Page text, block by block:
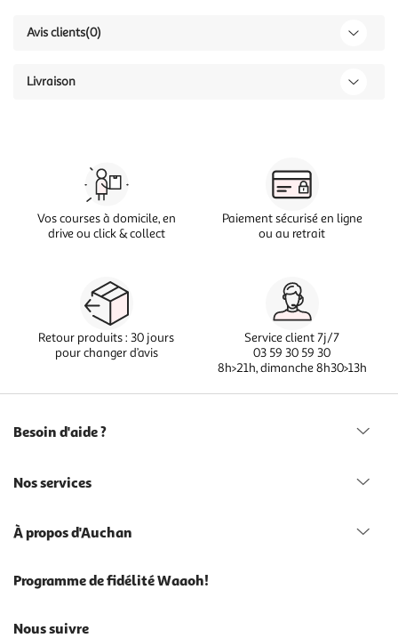
Avis clients(0)
Livraison
Vos courses à domicile, en
drive ou click & collect
Paiement sécurisé en ligne
ou au retrait
Retour produits : 30 jours
pour changer d’avis
Service client 7j/7
03 59 30 59 30
8h>21h, dimanche 8h30>13h
Besoin d'aide ?
Nos services
À propos d'Auchan
Programme de fidélité Waaoh!
Nous suivre